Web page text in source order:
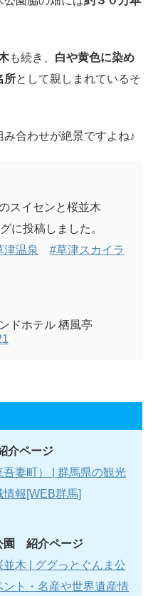
も続き、 白や黄色に染め
所として親しまれているそ
合わせが絶景ですよね♪
スイセンと桜並木
に投稿しました。
津温泉
#草津スカイラ
ドホテル 栖風亭
介ページ
妻町） | 群馬県の観光
報[WEB群馬]
園 紹介ページ
木 | ググっとぐんま公
ト・名産や世界遺産情